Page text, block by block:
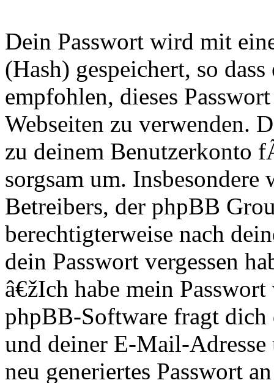
Dein Passwort wird mit
(Hash) gespeichert, so
empfohlen, dieses
Webseiten zu verwenden.
zu deinem Benutzerkonto
sorgsam um.
Betreibers, der phpBB
berechtigterweise nach
dein Passwort vergessen
â€žIch habe mein
phpBB-Software fragt dich
und deiner E-Mail-
neu generiertes Passwort